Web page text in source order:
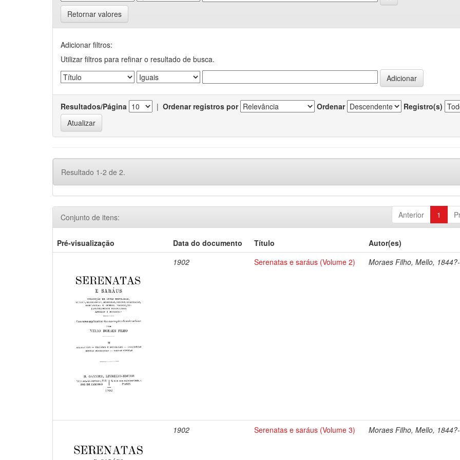
Retornar valores
Adicionar filtros:
Utilizar filtros para refinar o resultado de busca.
Resultados/Página | Ordenar registros por Ordenar Registro(s)
Resultado 1-2 de 2.
Anterior 1
Conjunto de itens:
Pré-visualização Data do documento Título
Autor(es)
1902
Serenatas e saráus (Volume 2) Moraes Filho, Mello,
1902 Serenatas e saráus (Volume 3) Moraes Filho, Mello,